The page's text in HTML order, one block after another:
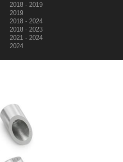
2018 - 2019
2019
2018 - 2024
2018 - 2023
2021 - 2024
2024